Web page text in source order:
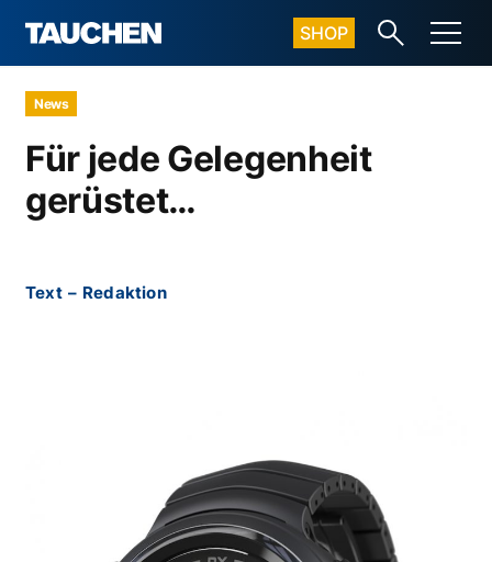
SHOP
News
Für jede Gelegenheit
gerüstet…
Text – Redaktion